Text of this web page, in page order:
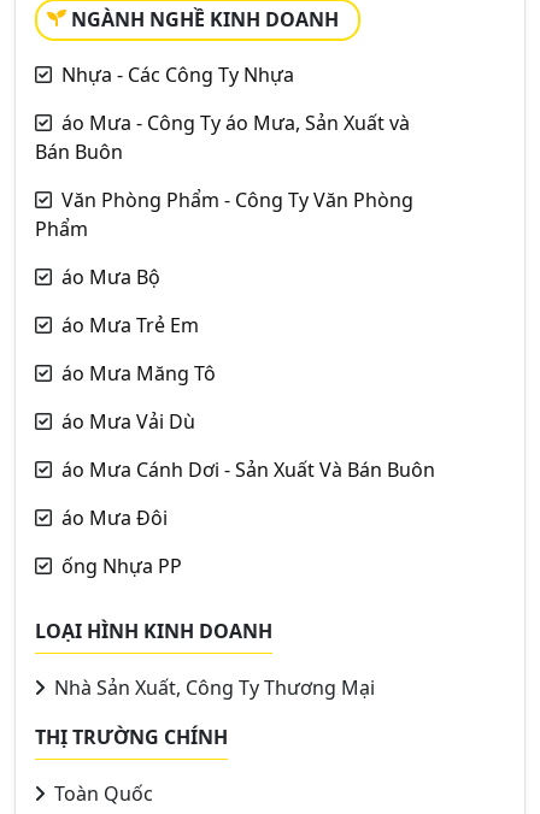
NGÀNH NGHỀ KINH DOANH
Nhựa - Các Công Ty Nhựa
áo Mưa - Công Ty áo Mưa, Sản Xuất và
Bán Buôn
Văn Phòng Phẩm - Công Ty Văn Phòng
Phẩm
áo Mưa Bộ
áo Mưa Trẻ Em
áo Mưa Măng Tô
áo Mưa Vải Dù
áo Mưa Cánh Dơi - Sản Xuất Và Bán Buôn
áo Mưa Đôi
ống Nhựa PP
LOẠI HÌNH KINH DOANH
Nhà Sản Xuất, Công Ty Thương Mại
THỊ TRƯỜNG CHÍNH
Toàn Quốc